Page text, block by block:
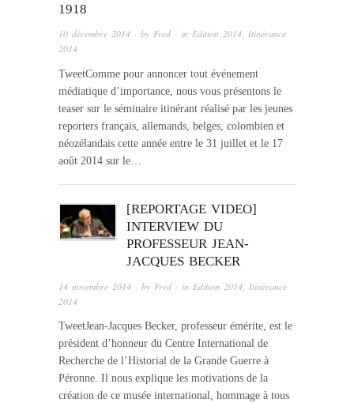
1918
10 décembre 2014 · by Fred · in Edition 2014 Itinérance
2014
TweetComme pour annoncer tout événement
médiatique d’importance, nous vous présentons le
teaser sur le séminaire itinérant réalisé par les jeunes
reporters français, allemands, belges, colombien et
néozélandais cette année entre le 31 juillet et le 17
août 2014 sur le…
[REPORTAGE VIDEO]
INTERVIEW DU
PROFESSEUR JEAN-
JACQUES BECKER
14 novembre 2014 · by Fred · in Edition 2014 Itinérance
2014
TweetJean-Jacques Becker, professeur émérite, est le
président d’honneur du Centre International de
Recherche de l’Historial de la Grande Guerre à
Péronne. Il nous explique les motivations de la
création de ce musée international, hommage à tous